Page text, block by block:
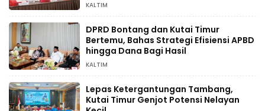
KALTIM
DPRD Bontang dan Kutai Timur
Bertemu, Bahas Strategi Efisiensi APBD
hingga Dana Bagi Hasil
KALTIM
Lepas Ketergantungan Tambang,
Kutai Timur Genjot Potensi Nelayan